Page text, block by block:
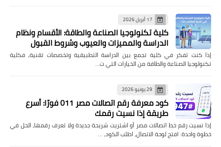
17 أبريل 2026
كلية تكنولوجيا الصناعة والطاقة: الأقسام ونظام
الدراسة والمميزات والعيوب وشروط القبول
إذا كنت تفكر في كلية تجمع بين الدراسة التطبيقية وتخصصات تقنية، فكلية
تكنولوجيا الصناعة والطاقة من الخيارات التي ت…
29 يونيو 2026
كود معرفة رقم اتصالات مصر 011 فورًا: أسرع
طريقة إذا نسيت رقمك
إذا نسيت رقم خط اتصالات مصر أو اشتريت شريحة جديدة ولا تعرف رقمها، الحل في
خطوة واحدة: افتح لوحة الاتصال، اطلب الكود، …